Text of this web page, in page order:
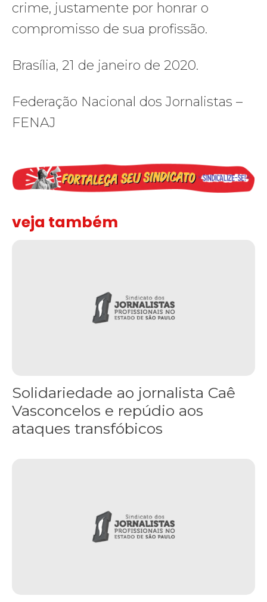
crime, justamente por honrar o
compromisso de sua profissão.
Brasília, 21 de janeiro de 2020.
Federação Nacional dos Jornalistas –
FENAJ
veja também
Solidariedade ao jornalista Caê
Vasconcelos e repúdio aos
ataques transfóbicos